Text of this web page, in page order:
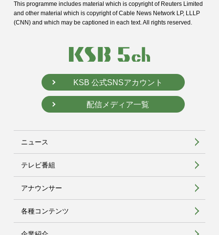
This programme includes material which is copyright of Reuters Limited
and other material which is copyright of Cable News Network LP, LLLP
(CNN) and which may be captioned in each text. All rights reserved.
KSB 公式SNSアカウント
配信メディア一覧
ニュース
テレビ番組
アナウンサー
各種コンテンツ